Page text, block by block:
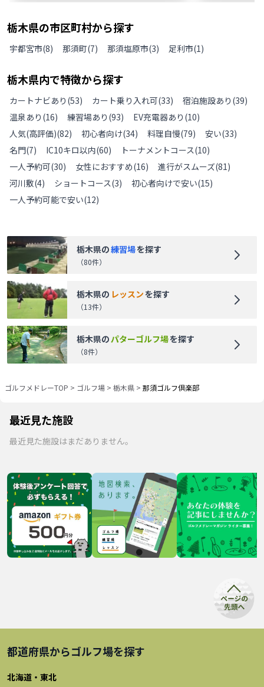
栃木県の市区町村から探す
宇都宮市(8) 那須町(7) 那須塩原市(3) 足利市(1)
栃木県内で特徴から探す
カートナビあり (53) カート乗り入れ可(33) 宿泊施設あり (39)
温泉あり (16) 練習場あり (93) EV充電器あり (10)
人気(高評価)(82) 初心者向け(34) 料理自慢(79) 安い(33)
名門(7) IC10キロ以内(60) トーナメントコース(10)
一人予約可(30) 女性におすすめ(16) 進行がスムーズ(81)
河川敷(4) ショートコース(3) 初心者向けで安い(15)
一人予約可能で安い(12)
栃木県の練習場を探す
（80件）
栃木県の レッスンを探す
（13件）
栃木県のパターゴルフ場を探す
（8件）
ゴルフメドレーTOP > ゴルフ場 > 栃木県 > 那須ゴルフ倶楽部
最近見た施設
最近見た施設はまだありません。
都道府県からゴルフ場を探す
北海道・東北